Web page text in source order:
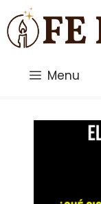
Saltar
al
contenido
Menu